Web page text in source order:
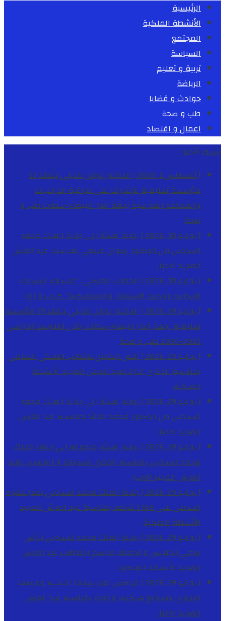
الرئيسية
الأنشطة الملكية
المجتمع
السياسة
تربية و تعليم
الرياضة
حوادث و قضايا
طب و صحة
اعمال و اقتصاد
شريط الأخبار
[ أغسطس 1, 2026 ]
الدكتور نوفل كديلي يتفقد 12
مؤسسة تعليمية للإشراف على مراقبة الداخليات
والمطاعم المدرسية بجهة الدار البيضاء-سطاتطب و
صحة
[ يوليو 30, 2026 ]
برقية تهنئة الى جلالة الملك محمد
السادس من الدكتور رضوان غنيمي بمناسبة عيد العرش
المجيدالاخبار
[ يوليو 30, 2026 ]
الخطاب الملكي .. “فلسفة السيادة
الإيجابية وجدلية الاستقرار والديناميكية”كتاب و اراء
[ يوليو 29, 2026 ]
الدكتور نوفل كديلي يتفقد 39 مؤسسة
تعليمية بجهة الدار البيضاء-سطات خلال الموسم الدراسي
2025-2026
طب و صحة
[ يوليو 29, 2026 ]
النص الكامل للخطاب الملكي السامي
بمناسبة الذكرى الـ27 لعيد العرش المجيد
الأنشطة
الملكية
[ يوليو 29, 2026 ]
برقية تهنئة الى جلالة الملك محمد
السادس من الدكتور محمد الفائد بمناسبة عيد العرش
المجيدالاخبار
[ يوليو 29, 2026 ]
برقية تهنئة مرفوعة إلى جلالة الملك
محمد السادس بمناسبة الذكرى السابعة و العشرين لعيد
العرش المجيدالاخبار
[ يوليو 29, 2026 ]
جلالة الملك محمد السادس يصدر عفوه
السامي على 1788 شخصا بمناسبة عيد العرش المجيد
الأنشطة الملكية
[ يوليو 29, 2026 ]
جلالة الملك محمد السادس يترأس
يومي الخميس والجمعة مراسم احتفالات عيد العرش
المجيدالأنشطة الملكية
[ يوليو 29, 2026 ]
مراكش تعزز بنياتها التحتية وعرضها
التربوي بمشاريع هيكلية واعدة بمناسبة عيد العرش
المجيدالاخبار